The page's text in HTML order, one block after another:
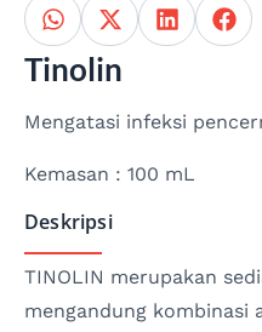
Tinolin
Mengatasi infeksi
Kemasan : 100 mL
Deskripsi
TINOLIN merupakan
mengandung kombinasi